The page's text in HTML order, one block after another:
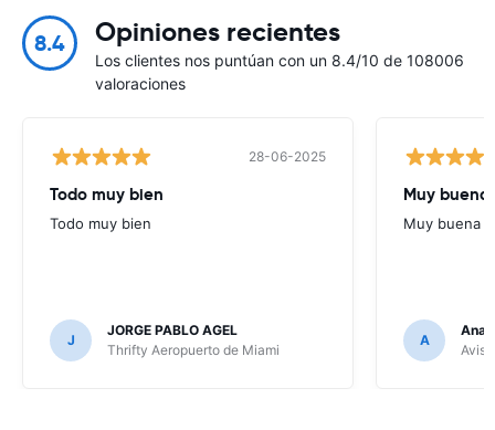
8.4 Opiniones recientes
Los clientes nos puntúan con un 8.4/10 de 108006
valoraciones
28-06-2025
Todo muy bien
Todo muy bien
J
JORGE PABLO AGEL
Thrifty Aeropuerto de Miami
Muy buena
Muy buena
A
Ana
Avis